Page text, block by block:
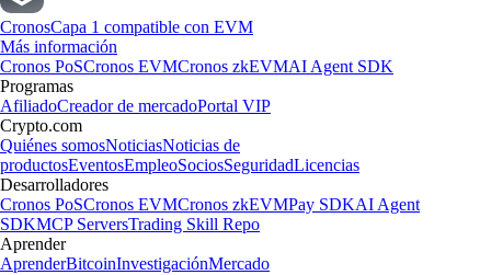
CronosCapa 1 compatible con EVM
Más información
Cronos PoSCronos EVMCronos zkEVMAI Agent SDK
Programas
AfiliadoCreador de mercadoPortal VIP
Crypto.com
Quiénes somosNoticiasNoticias de
productosEventosEmpleoSociosSeguridadLicencias
Desarrolladores
Cronos PoSCronos EVMCronos zkEVMPay SDKAI Agent
SDKMCP ServersTrading Skill Repo
Aprender
AprenderBitcoinInvestigaciónMercado